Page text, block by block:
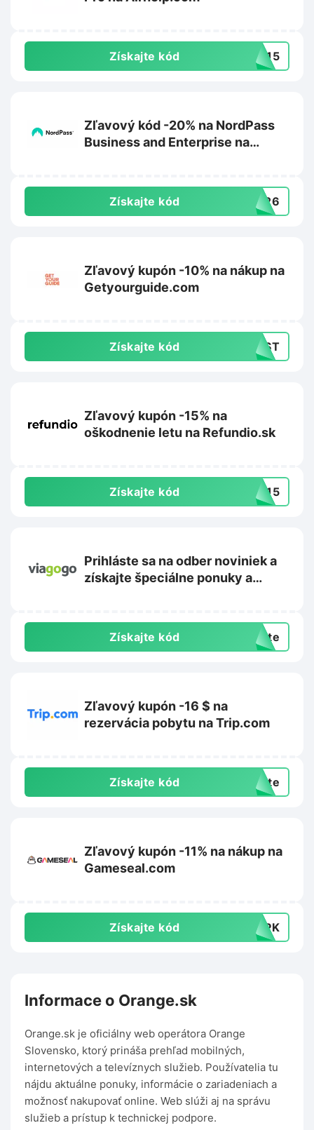
Získajte kód ZY15
Zľavový kód -20% na NordPass
Business and Enterprise na
Získajte kód ER26
Zľavový kupón -10% na nákup na
Getyourguide.com
Získajte kód IRST
Zľavový kupón -15% na
oškodnenie letu na Refundio.sk
Získajte kód TE15
Prihláste sa na odber noviniek a
získajte špeciálne ponuky a
Získajte kód exte
Zľavový kupón -16 $ na
rezervácia pobytu na Trip.com
Získajte kód exte
Zľavový kupón -11% na nákup na
Gameseal.com
Získajte kód TOPK
Informace o Orange.sk
Orange.sk je oficiálny web operátora Orange
Slovensko, ktorý prináša prehľad mobilných,
internetových a televíznych služieb. Používatelia tu
nájdu aktuálne ponuky, informácie o zariadeniach a
možnosť nakupovať online. Web slúži aj na správu
služieb a prístup k technickej podpore.